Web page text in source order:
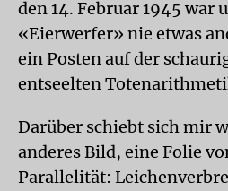
den 14. Februar 1945 war
«Eierwerfer» nie etwas
ein Posten auf der
entseelten
Darüber schiebt sich mir
anderes Bild, eine Folie
Parallelität: